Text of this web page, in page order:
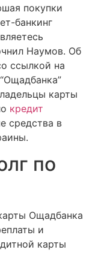
покупки
банкинг
Наумов. Об
ссылкой на
карты
кредит
средства в
по
Ощадбанка
и
карты